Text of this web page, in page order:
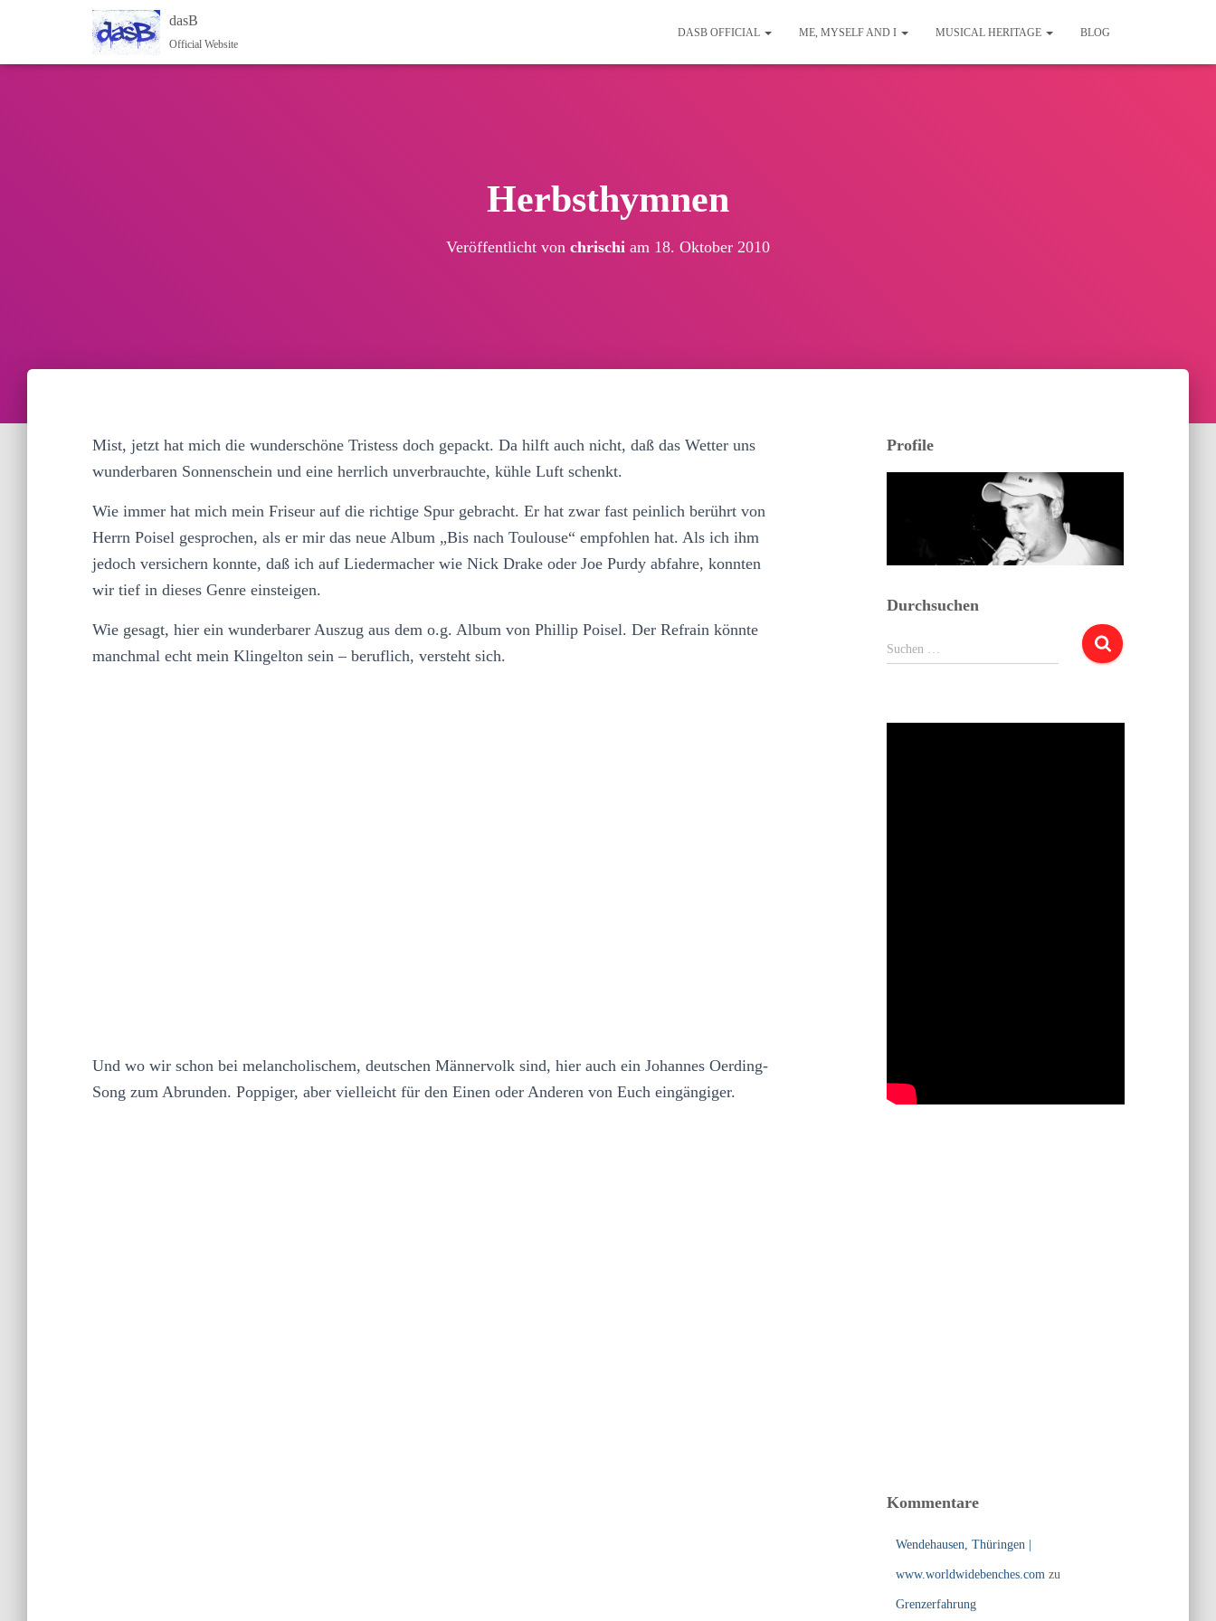
dasB
Official Website
DASB OFFICIAL ME, MYSELF AND I MUSICAL HERITAGE BLOG
Herbsthymnen
Veröffentlicht von chrischi am 18. Oktober 2010
Mist, jetzt hat mich die wunderschöne Tristess doch gepackt. Da hilft auch nicht, daß das Wetter uns
wunderbaren Sonnenschein und eine herrlich unverbrauchte, kühle Luft schenkt.
Wie immer hat mich mein Friseur auf die richtige Spur gebracht. Er hat zwar fast peinlich berührt von
Herrn Poisel gesprochen, als er mir das neue Album „Bis nach Toulouse“ empfohlen hat. Als ich ihm
jedoch versichern konnte, daß ich auf Liedermacher wie Nick Drake oder Joe Purdy abfahre, konnten
wir tief in dieses Genre einsteigen.
Wie gesagt, hier ein wunderbarer Auszug aus dem o.g. Album von Phillip Poisel. Der Refrain könnte
manchmal echt mein Klingelton sein – beruflich, versteht sich.
Und wo wir schon bei melancholischem, deutschen Männervolk sind, hier auch ein Johannes Oerding-
Song zum Abrunden. Poppiger, aber vielleicht für den Einen oder Anderen von Euch eingängiger.
Profile
Durchsuchen
nach:
Suchen …
Kommentare
Wendehausen, Thüringen |
www.worldwidebenches.com zu
Grenzerfahrung